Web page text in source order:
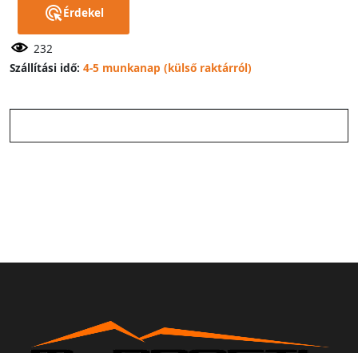
Érdekel
232
Szállítási idő: 4-5 munkanap (külső raktárról)